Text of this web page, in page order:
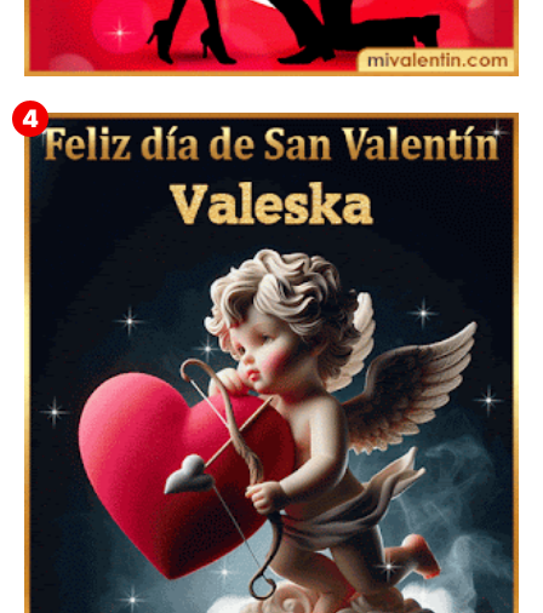
Imágenes con Frases Lindas para el Día de los
Enamorados